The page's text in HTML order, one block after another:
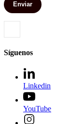
Enviar
Síguenos
Linkedin
YouTube